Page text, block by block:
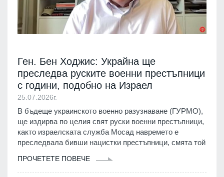
Ген. Бен Ходжис: Украйна ще
преследва руските военни престъпници
с години, подобно на Израел
25.07.2026г.
В бъдеще украинското военно разузнаване (ГУРМО),
ще издирва по целия свят руски военни престъпници,
както израелската служба Мосад навремето е
преследвала бивши нацистки престъпници, смята той
ПРОЧЕТЕТЕ ПОВЕЧЕ